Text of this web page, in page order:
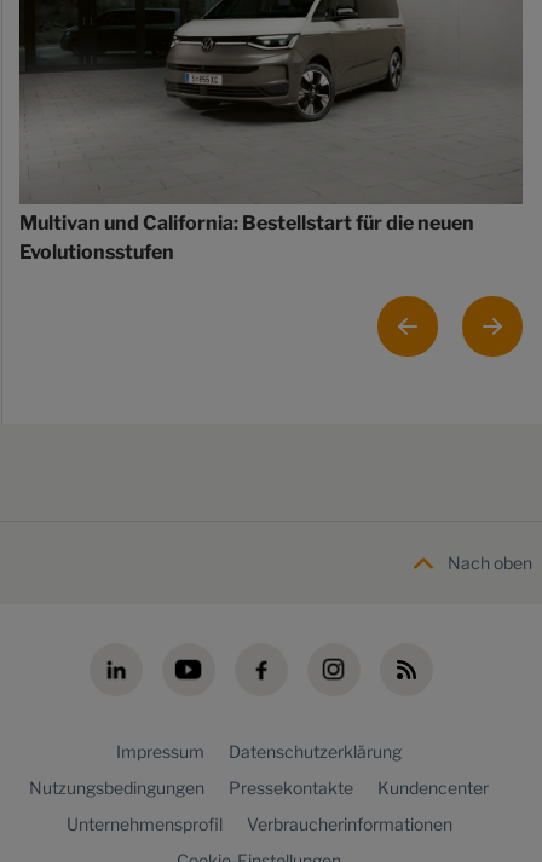
Multivan und California: Bestellstart für die neuen
Evolutionsstufen
Nach oben
Impressum
Datenschutzerklärung
Nutzungsbedingungen
Pressekontakte
Kundencenter
Unternehmensprofil
Verbraucherinformationen